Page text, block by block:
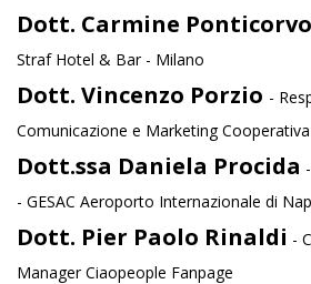
Dott. Carmine Ponticorvo
Straf Hotel & Bar - Milano
Dott. Vincenzo Porzio -
Comunicazione e Marketing
Dott.ssa Daniela Procida
- GESAC Aeroporto Internazionale di
Dott. Pier Paolo Rinaldi -
Manager Ciaopeople Fanpage